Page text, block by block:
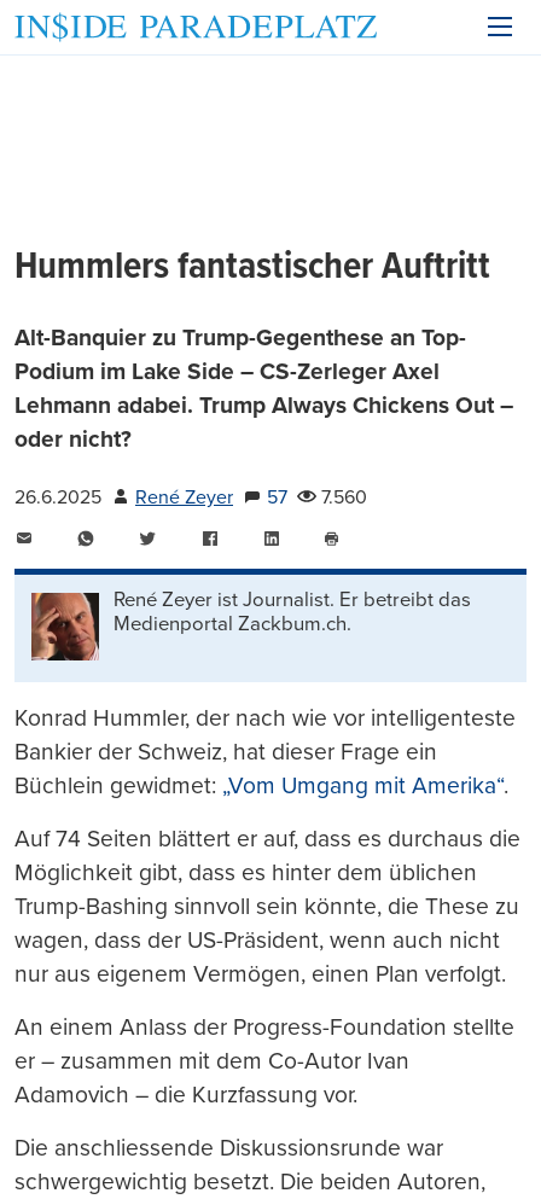
Hummlers fantastischer Auftritt
Alt-Banquier zu Trump-Gegenthese an Top-
Podium im Lake Side – CS-Zerleger Axel
Lehmann adabei. Trump Always Chickens Out –
oder nicht?
26.6.2025 René Zeyer 57
7.560
WhatsAppTwitter FacebookLinkedIn
drucken
René Zeyer ist Journalist. Er betreibt das
Medienportal Zackbum.ch.
Konrad Hummler, der nach wie vor intelligenteste
Bankier der Schweiz, hat dieser Frage ein
Büchlein gewidmet: „Vom Umgang mit Amerika“.
Auf 74 Seiten blättert er auf, dass es durchaus die
Möglichkeit gibt, dass es hinter dem üblichen
Trump-Bashing sinnvoll sein könnte, die These zu
wagen, dass der US-Präsident, wenn auch nicht
nur aus eigenem Vermögen, einen Plan verfolgt.
An einem Anlass der Progress-Foundation stellte
er – zusammen mit dem Co-Autor Ivan
Adamovich – die Kurzfassung vor.
Die anschliessende Diskussionsrunde war
schwergewichtig besetzt. Die beiden Autoren,